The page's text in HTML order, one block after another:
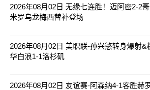
2026年08月02日 无缘七连胜！迈阿密2-2
米罗乌龙梅西替补登场
2026年08月02日 美职联-孙兴慜转身爆射&
华白浪1-1洛杉矶
2026年08月02日 友谊赛-阿森纳4-1客胜赫